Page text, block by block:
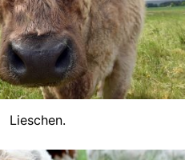
Lieschen.